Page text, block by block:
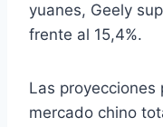
yuanes, Geely
frente al 15,4%.
Las proyecciones
mercado chino